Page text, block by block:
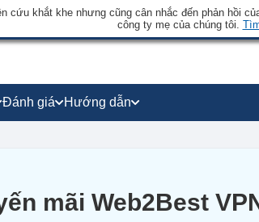
cứu khắt khe nhưng cũng cân nhắc đến phản hồi
công ty mẹ của chúng tôi.
Đánh giá Hướng dẫn
mãi Web2Best